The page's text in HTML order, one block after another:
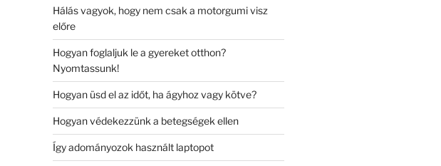
Hálás vagyok, hogy nem csak a motorgumi visz
előre
Hogyan foglaljuk le a gyereket otthon?
Nyomtassunk!
Hogyan üsd el az időt, ha ágyhoz vagy kötve?
Hogyan védekezzünk a betegségek ellen
Így adományozok használt laptopot